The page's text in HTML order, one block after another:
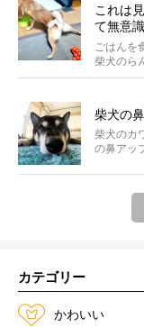
これは
て無意
画】
ごはんを
柴犬のら
す。き...
柴犬の
柴犬のカ
の鼻アッ
カテゴリー
かわいい